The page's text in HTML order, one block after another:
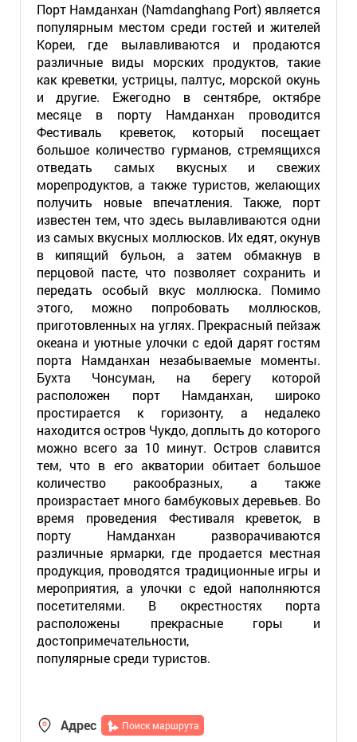
Порт Намданхан (Namdanghang Port) является
популярным местом среди гостей и жителей
Кореи, где вылавливаются и продаются
различные виды морских продуктов, такие
как креветки, устрицы, палтус, морской окунь
и другие. Ежегодно в сентябре, октябре
месяце в порту Намданхан проводится
Фестиваль креветок, который посещает
большое количество гурманов, стремящихся
отведать самых вкусных и свежих
морепродуктов, а также туристов, желающих
получить новые впечатления. Также, порт
известен тем, что здесь вылавливаются одни
из самых вкусных моллюсков. Их едят, окунув
в кипящий бульон, а затем обмакнув в
перцовой пасте, что позволяет сохранить и
передать особый вкус моллюска. Помимо
этого, можно попробовать моллюсков,
приготовленных на углях. Прекрасный пейзаж
океана и уютные улочки с едой дарят гостям
порта Намданхан незабываемые моменты.
Бухта Чонсуман, на берегу которой
расположен порт Намданхан, широко
простирается к горизонту, а недалеко
находится остров Чукдо, доплыть до которого
можно всего за 10 минут. Остров славится
тем, что в его акватории обитает большое
количество ракообразных, а также
произрастает много бамбуковых деревьев. Во
время проведения Фестиваля креветок, в
порту Намданхан разворачиваются
различные ярмарки, где продается местная
продукция, проводятся традиционные игры и
мероприятия, а улочки с едой наполняются
посетителями. В окрестностях порта
расположены прекрасные горы и
достопримечательности,
популярные среди туристов.
Адрес Поиск маршрута